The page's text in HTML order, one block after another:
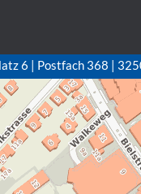
6 | Postfach 368 |